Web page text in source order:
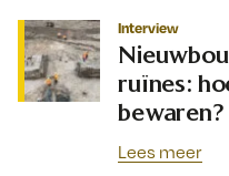
Interview
ruïnes:
bewaren?
Lees meer